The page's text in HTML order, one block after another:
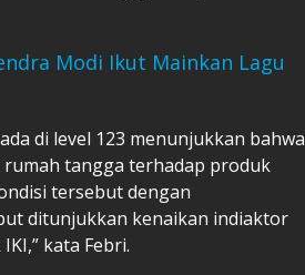
Modi Ikut Mainkan Lagu
di level 123 menunjukkan bahwa
tangga terhadap produk
tersebut dengan
ditunjukkan kenaikan indiaktor
kata Febri.